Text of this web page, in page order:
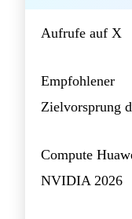
Aufrufe auf X
Empfohlener
Zielvorsprung
Compute
NVIDIA 2026